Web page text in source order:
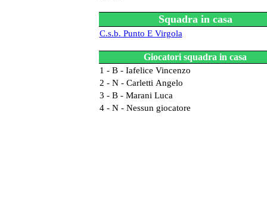
Squadra in casa
C.s.b. Punto E Virgola
Giocatori squadra in casa
1 - B - Iafelice Vincenzo
2 - N - Carletti Angelo
3 - B - Marani Luca
4 - N - Nessun giocatore